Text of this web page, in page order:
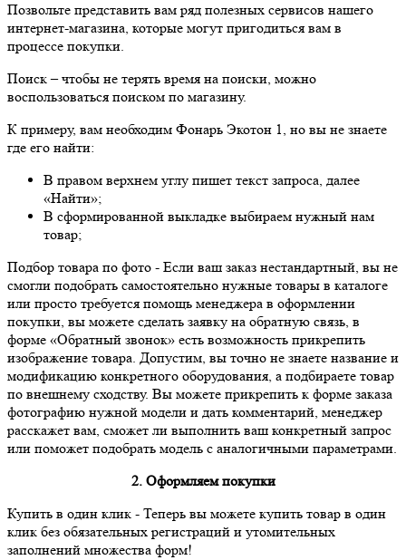
Позвольте представить вам ряд полезных сервисов нашего
интернет-магазина, которые могут пригодиться вам в
процессе покупки.
Поиск– чтобы не терять время на поиски, можно
воспользоваться поиском по магазину.
К примеру, вам необходим Фонарь Экотон 1, но вы не знаете
где его найти:
В правом верхнем углу пишет текст запроса, далее
«Найти»;
В сформированной выкладке выбираем нужный нам
товар;
Подбор товара по фото - Если ваш заказ нестандартный, вы не
смогли подобрать самостоятельно нужные товары в каталоге
или просто требуется помощь менеджера в оформлении
покупки, вы можете сделать заявку на обратную связь, в
форме «Обратный звонок» есть возможность прикрепить
изображение товара. Допустим, вы точно не знаете название и
модификацию конкретного оборудования, а подбираете товар
по внешнему сходству. Вы можете прикрепить к форме заказа
фотографию нужной модели и дать комментарий, менеджер
расскажет вам, сможет ли выполнить ваш конкретный запрос
или поможет подобрать модель с аналогичными параметрами.
2. Оформляем покупки
Купить в один клик - Теперь вы можете купить товар в один
клик без обязательных регистраций и утомительных
заполнений множества форм!